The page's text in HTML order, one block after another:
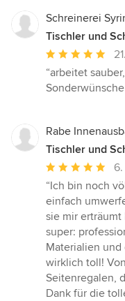
Schreinerei
Tischler und
Bewertung:
5
Sternen
“arbeitet
Rabe
Tischler und
Bewertung:
5
von
5
Sternen
“Ich bin noch
einfach
sie mir erträumt
super:
Materialien und
wirklich toll!
Seitenregalen,
Dank für die